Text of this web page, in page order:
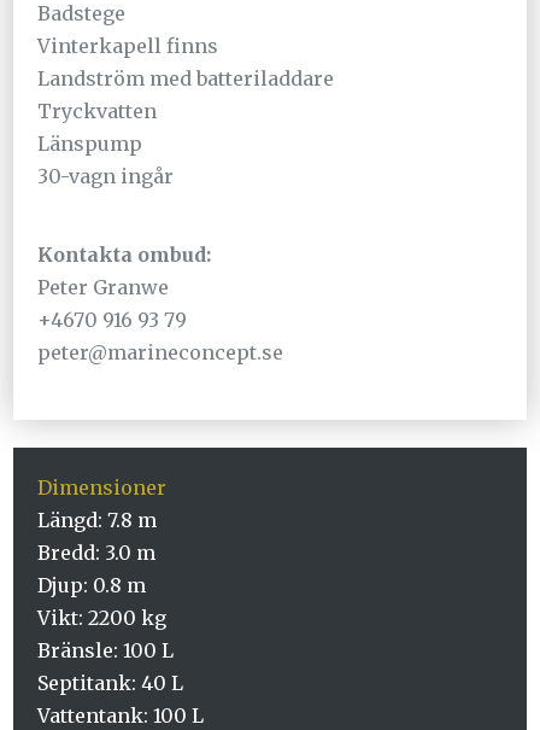
Badstege
Vinterkapell finns
Landström med batteriladdare
Tryckvatten
Länspump
30-vagn ingår
Kontakta ombud:
Peter Granwe
+4670 916 93 79
peter@marineconcept.se
Dimensioner
Längd: 7.8 m
Bredd: 3.0 m
Djup: 0.8 m
Vikt: 2200 kg
Bränsle: 100 L
Septitank: 40 L
Vattentank: 100 L